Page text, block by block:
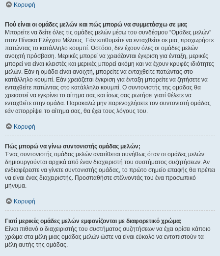
Κορυφή
Πού είναι οι ομάδες μελών και πώς μπορώ να συμμετάσχω σε μια;
Μπορείτε να δείτε όλες τις ομάδες μελών μέσω του συνδέσμου “Ομάδες μελών”
στον Πίνακα Ελέγχου Μέλους. Εάν επιθυμείτε να ενταχθείτε σε μια, προχωρήστε
πατώντας το κατάλληλο κουμπί. Ωστόσο, δεν έχουν όλες οι ομάδες μελών
ανοιχτή πρόσβαση. Μερικές μπορεί να χρειάζονται έγκριση για ένταξη, μερικές
μπορεί να είναι κλειστές και μερικές μπορεί ακόμη και να έχουν κρυφές ιδιότητες
μελών. Εάν η ομάδα είναι ανοιχτή, μπορείτε να ενταχθείτε πατώντας στο
κατάλληλο κουμπί. Εάν χρειάζεται έγκριση για ένταξη μπορείτε να ζητήσετε να
ενταχθείτε πατώντας στο κατάλληλο κουμπί. Ο συντονιστής της ομάδας θα
χρειαστεί να εγκρίνει το αίτημα σας και ίσως σας ρωτήσει γιατί θέλετε να
ενταχθείτε στην ομάδα. Παρακαλώ μην παρενοχλήσετε τον συντονιστή ομάδας
εάν απορρίψει το αίτημα σας, θα έχει τους λόγους του.
Κορυφή
Πώς μπορώ να γίνω συντονιστής ομάδας μελών;
Ένας συντονιστής ομάδας μελών ανατίθεται συνήθως όταν οι ομάδες μελών
δημιουργούνται αρχικά από έναν διαχειριστή του συστήματος συζητήσεων. Αν
ενδιαφέρεστε να γίνετε συντονιστής ομάδας, το πρώτο σημείο επαφής θα πρέπει
να είναι ένας διαχειριστής. Προσπαθήστε στέλνοντάς του ένα προσωπικό
μήνυμα.
Κορυφή
Γιατί μερικές ομάδες μελών εμφανίζονται με διαφορετικό χρώμα;
Είναι πιθανό ο διαχειριστής του συστήματος συζητήσεων να έχει ορίσει κάποιο
χρώμα στα μέλη μιας ομάδας μελών ώστε να είναι εύκολο να εντοπιστούν τα
μέλη αυτής της ομάδας.